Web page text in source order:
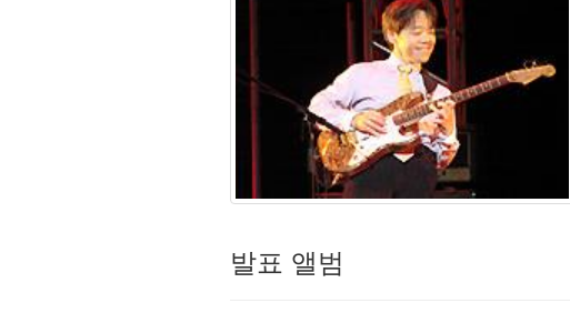
발표 앨범